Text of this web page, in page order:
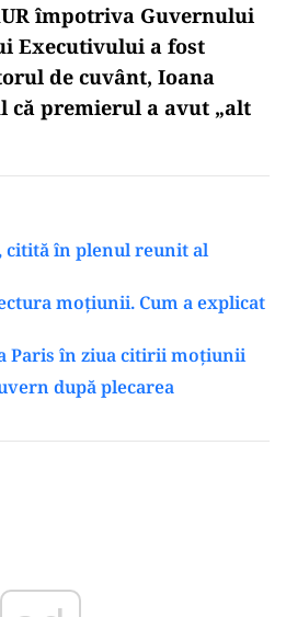
împotriva Guvernului
Executivului a fost
de cuvânt, Ioana
că premierul a avut „alt
citită în plenul reunit al
moțiunii. Cum a explicat
Paris în ziua citirii moțiunii
după plecarea